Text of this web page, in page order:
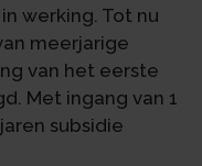
werking. Tot nu
meerjarige
van het eerste
Met ingang van 1
subsidie